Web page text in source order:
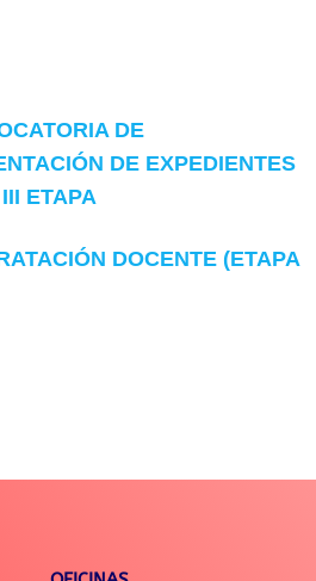
DE
DE EXPEDIENTES
ETAPA
DOCENTE (ETAPA